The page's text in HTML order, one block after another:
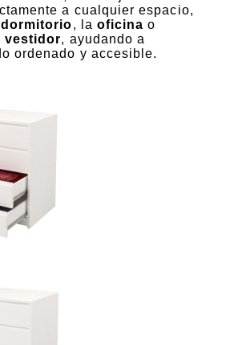
a cualquier espacio,
dormitorio, la oficina o
vestidor, ayudando a
ordenado y accesible.